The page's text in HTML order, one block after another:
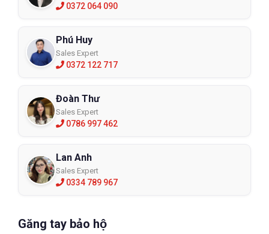
0372 064 090
Phú Huy
Sales Expert
0372 122 717
Đoàn Thư
Sales Expert
0786 997 462
Lan Anh
Sales Expert
0334 789 967
Găng tay bảo hộ